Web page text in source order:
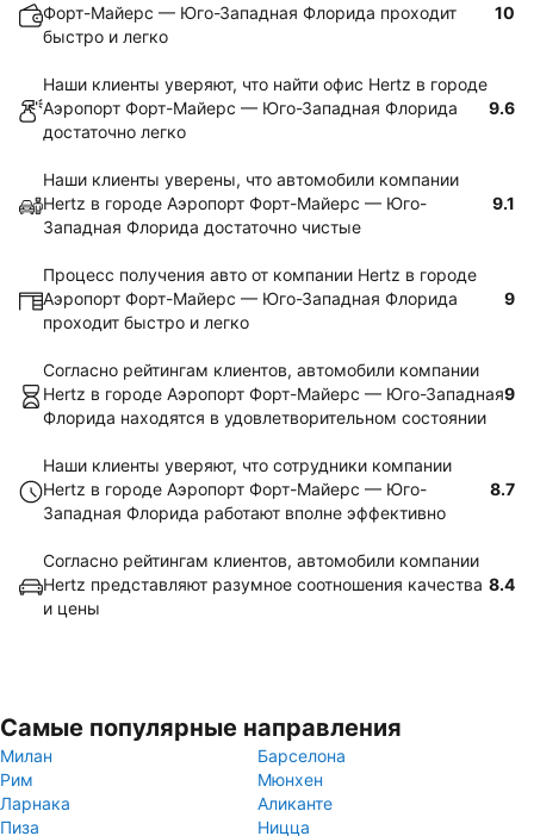
Форт-Майерс — Юго-Западная Флорида проходит
быстро и легко
10
Наши клиенты уверяют, что найти офис Hertz в городе
Аэропорт Форт-Майерс — Юго-Западная Флорида
достаточно легко
9.6
Наши клиенты уверены, что автомобили компании
Hertz в городе Аэропорт Форт-Майерс — Юго-
Западная Флорида достаточно чистые
9.1
Процесс получения авто от компании Hertz в городе
Аэропорт Форт-Майерс — Юго-Западная Флорида
проходит быстро и легко
9
Согласно рейтингам клиентов, автомобили компании
Hertz в городе Аэропорт Форт-Майерс — Юго-Западная
Флорида находятся в удовлетворительном состоянии
9
Наши клиенты уверяют, что сотрудники компании
Hertz в городе Аэропорт Форт-Майерс — Юго-
Западная Флорида работают вполне эффективно
8.7
Согласно рейтингам клиентов, автомобили компании
Hertz представляют разумное соотношения качества
и цены
8.4
Самые популярные направления
Милан
Барселона
Рим
Мюнхен
Ларнака
Аликанте
Пиза
Ницца